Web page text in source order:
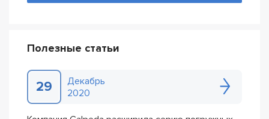
Полезные статьи
29
Декабрь
2020